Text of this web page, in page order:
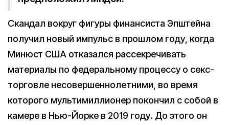
Скандал вокруг фигуры финансиста Эпштейна
получил новый импульс в прошлом году, когда
Минюст США отказался рассекречивать
материалы по федеральному процессу о секс-
торговле несовершеннолетними, во время
которого мультимиллионер покончил с собой в
камере в Нью-Йорке в 2019 году. До этого он